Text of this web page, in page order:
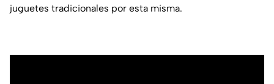
juguetes tradicionales por esta misma.